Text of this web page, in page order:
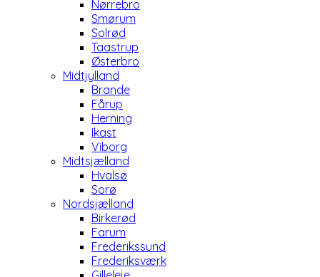
Nørrebro
Smørum
Solrød
Taastrup
Østerbro
Midtjylland
Brande
Fårup
Herning
Ikast
Viborg
Midtsjælland
Hvalsø
Sorø
Nordsjælland
Birkerød
Farum
Frederikssund
Frederiksværk